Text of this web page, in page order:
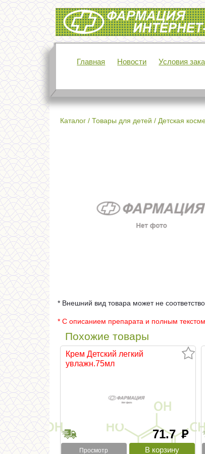
Интернет-аптека Фармация
Главная Новости Условия
Каталог / Товары для детей / Детская
* Внешний вид товара может не
* С описанием препарата и полным
Похожие товары
Крем Детский легкий
увлажн.75мл
71.7руб
Просмотр